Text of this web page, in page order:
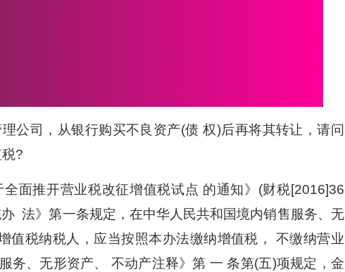
公司，从银行购买不良资产(债 权)后再将其转让，请问
?
面推开营业税改征增值税试点 的通知》(财税[2016]36
法》第一条规定，在中华人民共和国境内销售服务、无
值税纳税人，应当按照本办法缴纳增值税， 不缴纳营业
务、无形资产、 不动产注释》第 一 条第(五)项规定，金